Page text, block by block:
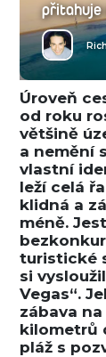
Úroveň
od roku
většině
a nemění
vlastní
leží celá
klidná a
méně.
turistické
si
Vegas“.
zábava
kilometrů
pláž s